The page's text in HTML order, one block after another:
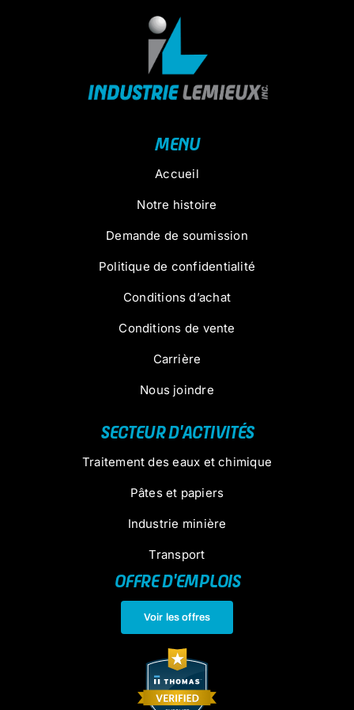
MENU
Accueil
Notre histoire
Demande de soumission
Politique de confidentialité
Conditions d’achat
Conditions de vente
Carrière
Nous joindre
SECTEUR D'ACTIVITÉS
Traitement des eaux et chimique
Pâtes et papiers
Industrie minière
Transport
OFFRE D'EMPLOIS
Voir les offres